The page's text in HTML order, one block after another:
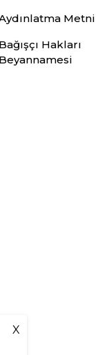
Metni
Bağışçı Hakları
Beyannamesi
X